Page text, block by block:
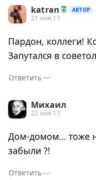
katran АВТОР
21 ноя 11
Пардон, коллеги!
Запутался в
Ответить⋯
Михаил
22 ноя 11
Дом-домом… тоже
забыли ?!
Ответить⋯